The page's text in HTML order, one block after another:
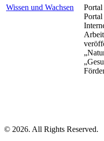
Wissen und Wachsen
© 2026. All Rights Reserved.